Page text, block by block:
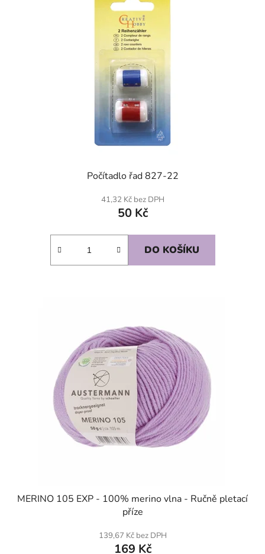
Počítadlo řad 827-22
41,32 Kč bez DPH
50 Kč
DO KOŠÍKU
MERINO 105 EXP - 100% merino vlna - Ručně pletací
příze
139,67 Kč bez DPH
169 Kč